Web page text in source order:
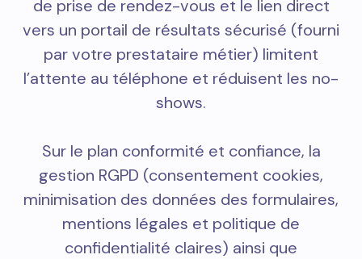
de prise de rendez-vous et le lien direct
vers un portail de résultats sécurisé (fourni
par votre prestataire métier) limitent
l’attente au téléphone et réduisent les no-
shows.
Sur le plan conformité et confiance, la
gestion RGPD (consentement cookies,
minimisation des données des formulaires,
mentions légales et politique de
confidentialité claires) ainsi que